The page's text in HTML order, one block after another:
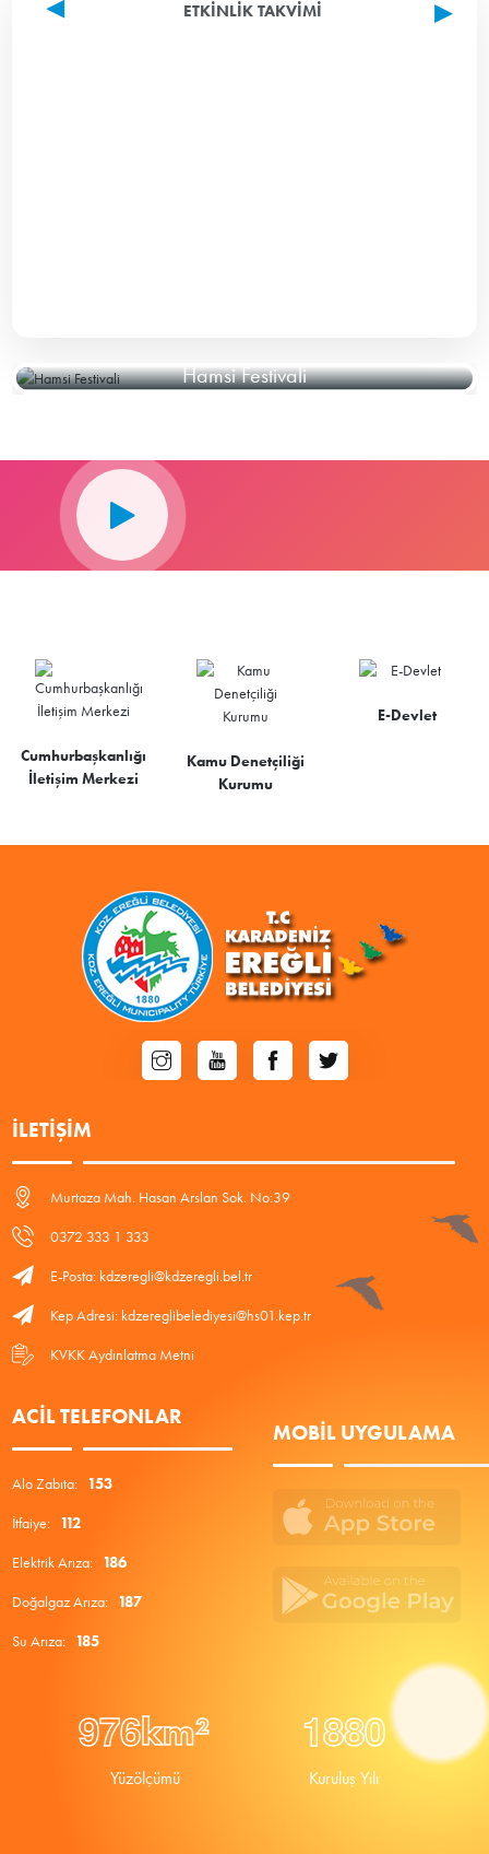
ETKINLIK TAKVIMI
Hamsi Festivali
Cumhurbaşkanlığı
İletişim Merkezi
Kamu Denetçiliği
Kurumu
E-Devlet
İLETIŞIM
Murtaza Mah. Hasan Arslan Sok. No:39
0372 333 1 333
E-Posta: kdzeregli@kdzeregli.bel.tr
Kep Adresi: kdzereglibelediyesi@hs01.kep.tr
KVKK Aydınlatma Metni
ACIL TELEFONLAR
Alo Zabıta: 153
İtfaiye: 112
Elektrik Arıza: 186
Doğalgaz Arıza: 187
Su Arıza: 185
MOBIL UYGULAMA
976km²
Yüzölçümü
1880
Kuruluş Yılı